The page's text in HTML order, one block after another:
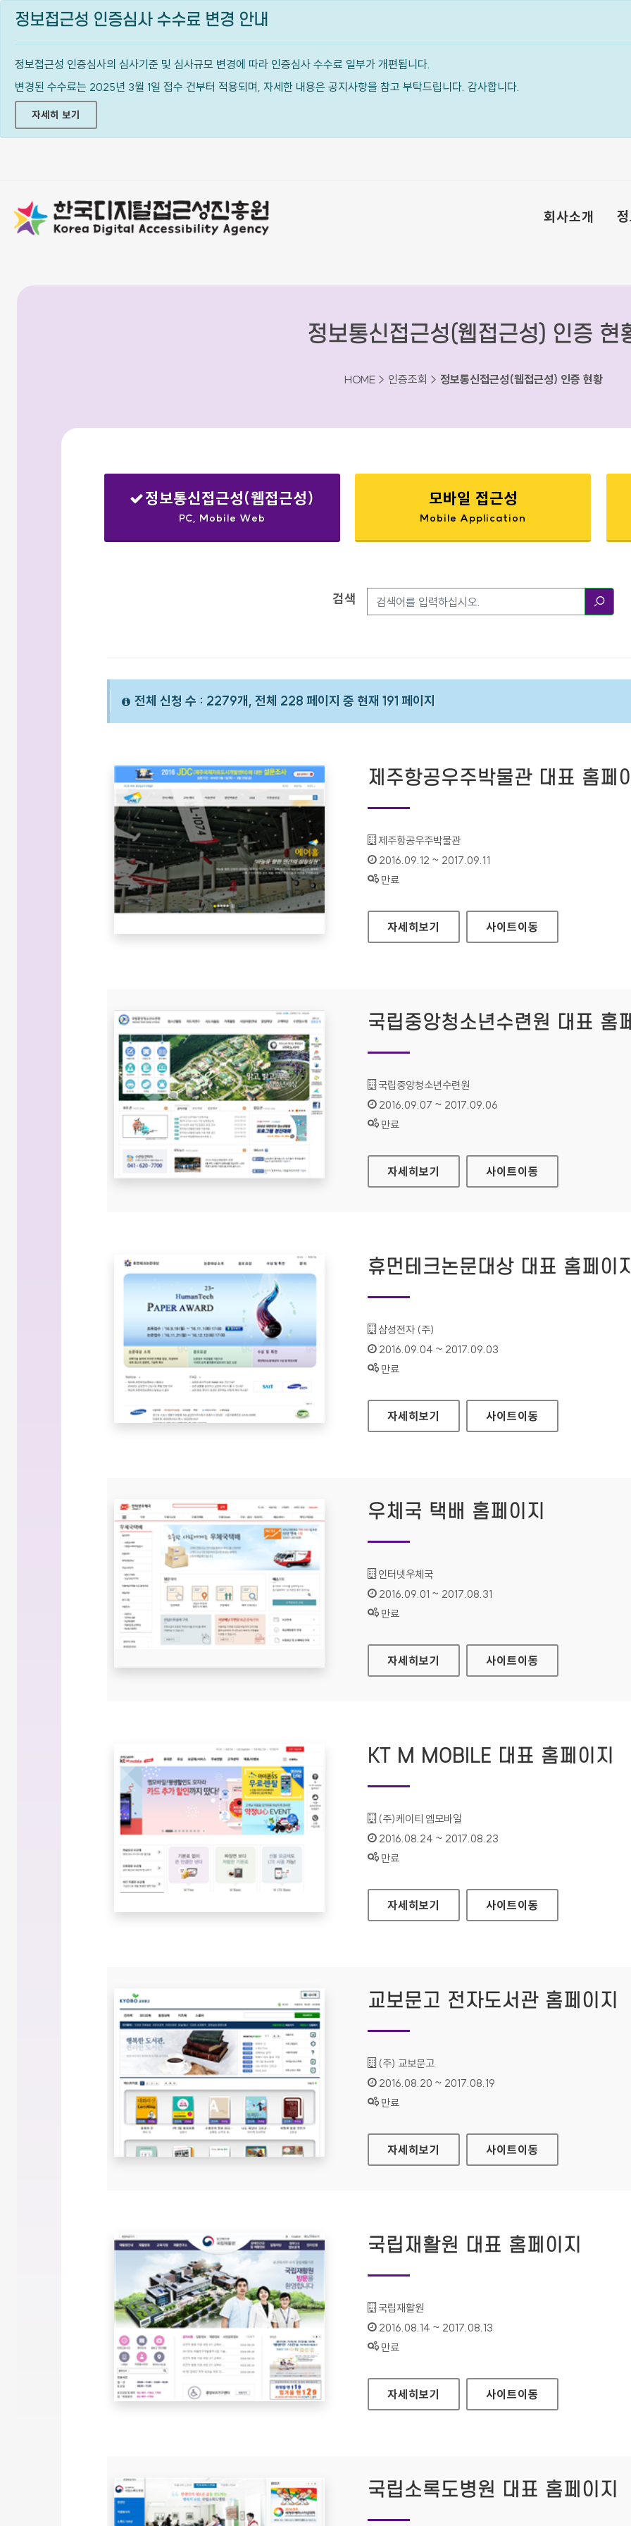
정보접근성 인증심사 수수료 변경 안내
정보접근성 인증심사의 심사기준 및 심사규모 변경에 따라 인증심사 수수료 일부가 개편됩니다.
변경된 수수료는 2025년 3월 1일 접수 건부터 적용되며, 자세한 내용은 공지사항을 참고 부탁드립니다. 감사합니다.
자세히 보기
회사소개
정보통신접근성(웹접근성) 인증 현
HOME > 인증조회 > 정보통신접근성(웹접근성) 인증 현황
정보통신접근성(웹접근성)
PC, Mobile Web
모바일 접근성
Mobile Application
검색
전체 신청 수 : 2279개, 전체 228 페이지 중 현재 191 페이지
제주항공우주박물관 대표 홈페
기관명 :
제주항공우주박물관
인증기간 :
2016.09.12 ~ 2017.09.11
상태 :
만료
제주항공우주박물관 대표 홈페이지
자세히보기 사이트이동
국립중앙청소년수련원 대표 홈
기관명 :
국립중앙청소년수련원
인증기간 :
2016.09.07 ~ 2017.09.06
상태 :
만료
국립중앙청소년수련원 대표 홈페이지
자세히보기 사이트이동
휴먼테크논문대상 대표 홈페이
기관명 :
삼성전자 (주)
인증기간 :
2016.09.04 ~ 2017.09.03
상태 :
만료
휴먼테크논문대상 대표 홈페이지
자세히보기 사이트이동
우체국 택배 홈페이지
기관명 :
인터넷우체국
인증기간 :
2016.09.01 ~ 2017.08.31
상태 :
만료
우체국 택배 홈페이지
자세히보기 사이트이동
KT M MOBILE 대표 홈페이지
기관명 :
(주)케이티 엠모바일
인증기간 :
2016.08.24 ~ 2017.08.23
상태 :
만료
KT M MOBILE 대표 홈페이지
자세히보기 사이트이동
교보문고 전자도서관 홈페이지
기관명 :
(주) 교보문고
인증기간 :
2016.08.20 ~ 2017.08.19
상태 :
만료
교보문고 전자도서관 홈페이지
자세히보기 사이트이동
국립재활원 대표 홈페이지
기관명 :
국립재활원
인증기간 :
2016.08.14 ~ 2017.08.13
상태 :
만료
국립재활원 대표 홈페이지
자세히보기 사이트이동
국립소록도병원 대표 홈페이지